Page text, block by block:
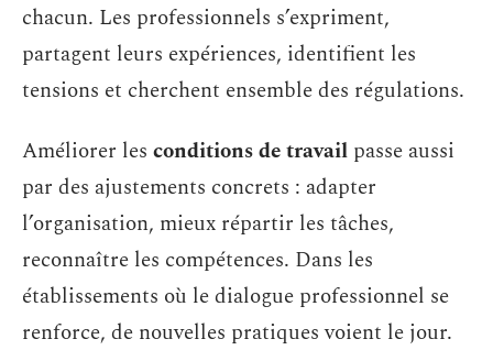
chacun. Les professionnels s’expriment,
partagent leurs expériences, identifient les
tensions et cherchent ensemble des régulations.
Améliorer les conditions de travail passe aussi
par des ajustements concrets : adapter
l’organisation, mieux répartir les tâches,
reconnaître les compétences. Dans les
établissements où le dialogue professionnel se
renforce, de nouvelles pratiques voient le jour.